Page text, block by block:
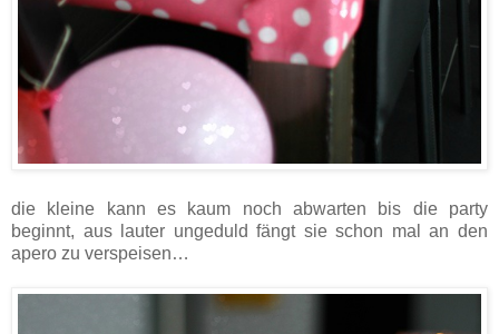
die kleine kann es kaum noch abwarten bis die party
beginnt, aus lauter ungeduld fängt sie schon mal an den
apero zu verspeisen…